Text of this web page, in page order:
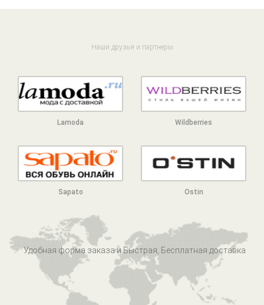
Наши друзья и партнеры
Lamoda Wildberries
Sapato Ostin
Удобная форма заказа и Быстрая, Бесплатная доставка